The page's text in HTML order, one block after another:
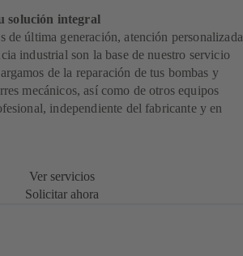
solución integral
de última generación, atención personalizada
industrial son la base de nuestro servicio
de la reparación de tus bombas y
mecánicos, así como de otros equipos
independiente del fabricante y en
Ver servicios
Solicitar ahora